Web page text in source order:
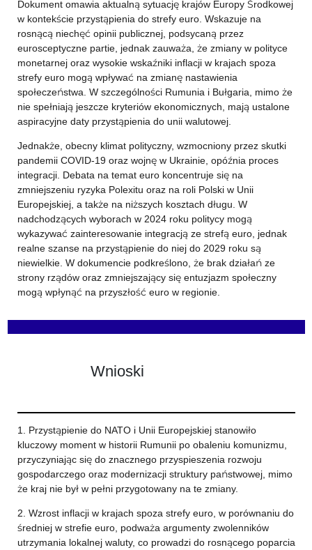
Dokument omawia aktualną sytuację krajów Europy Środkowej
w kontekście przystąpienia do strefy euro. Wskazuje na
rosnącą niechęć opinii publicznej, podsycaną przez
eurosceptyczne partie, jednak zauważa, że zmiany w polityce
monetarnej oraz wysokie wskaźniki inflacji w krajach spoza
strefy euro mogą wpływać na zmianę nastawienia
społeczeństwa. W szczególności Rumunia i Bułgaria, mimo że
nie spełniają jeszcze kryteriów ekonomicznych, mają ustalone
aspiracyjne daty przystąpienia do unii walutowej.
Jednakże, obecny klimat polityczny, wzmocniony przez skutki
pandemii COVID-19 oraz wojnę w Ukrainie, opóźnia proces
integracji. Debata na temat euro koncentruje się na
zmniejszeniu ryzyka Polexitu oraz na roli Polski w Unii
Europejskiej, a także na niższych kosztach długu. W
nadchodzących wyborach w 2024 roku politycy mogą
wykazywać zainteresowanie integracją ze strefą euro, jednak
realne szanse na przystąpienie do niej do 2029 roku są
niewielkie. W dokumencie podkreślono, że brak działań ze
strony rządów oraz zmniejszający się entuzjazm społeczny
mogą wpłynąć na przyszłość euro w regionie.
Wnioski
1. Przystąpienie do NATO i Unii Europejskiej stanowiło
kluczowy moment w historii Rumunii po obaleniu komunizmu,
przyczyniając się do znacznego przyspieszenia rozwoju
gospodarczego oraz modernizacji struktury państwowej, mimo
że kraj nie był w pełni przygotowany na te zmiany.
2. Wzrost inflacji w krajach spoza strefy euro, w porównaniu do
średniej w strefie euro, podważa argumenty zwolenników
utrzymania lokalnej waluty, co prowadzi do rosnącego poparcia